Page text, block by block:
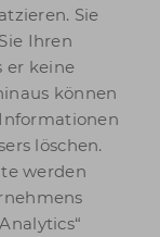
Sie
Ihren
er keine
können
löschen.
werden